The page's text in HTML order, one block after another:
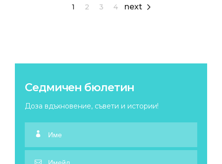
1 2 3 4 next
Седмичен бюлетин
Доза вдъхновение, съвети и истории!